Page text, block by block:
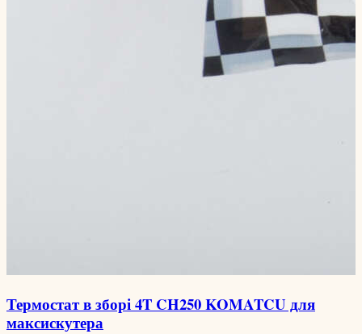
Термостат в зборі 4T CH250 KOMATCU для
максискутера